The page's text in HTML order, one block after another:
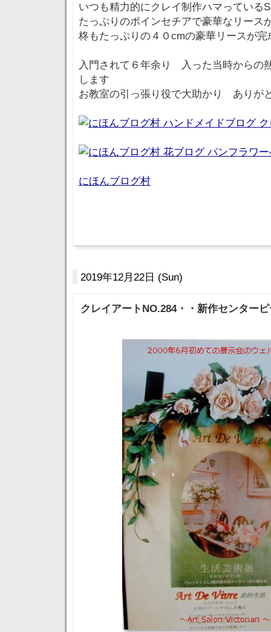
いつも精力的にクレイ制作ハマっている
たっぷりのポインセチアで豪華なリース
柊もたっぷりの４０cmの豪華リースが完
入門されて６年余り 入った当時からの
します
お教室の引っ張り役で大助かり ありが
にほんブログ村
2019年12月22日 (Sun)
クレイアートNO.284・・新作センター